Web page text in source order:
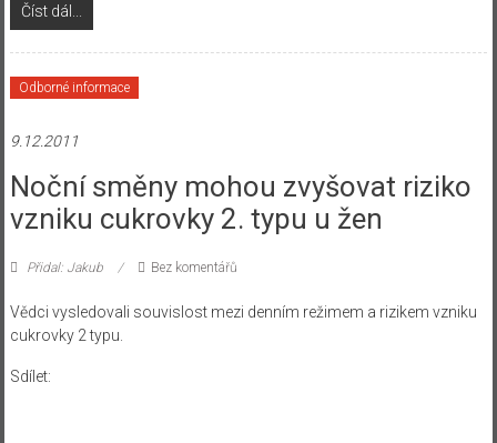
Číst dál...
Odborné informace
9.12.2011
Noční směny mohou zvyšovat riziko
vzniku cukrovky 2. typu u žen
Přidal: Jakub Bez komentářů
Vědci vysledovali souvislost mezi denním režimem a rizikem vzniku
cukrovky 2 typu.
Sdílet: